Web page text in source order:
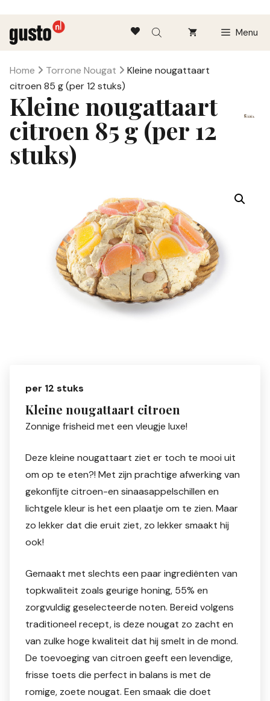
naar
de
inhoud
Menu
Home Torrone Nougat
Kleine nougattaart
citroen 85 g (per 12 stuks)
Kleine nougattaart
citroen 85 g (per 12
stuks)
per 12 stuks
Kleine nougattaart citroen
Zonnige frisheid met een vleugje luxe!
Deze kleine nougattaart ziet er toch te mooi uit
om op te eten?! Met zijn prachtige afwerking van
gekonfijte citroen-en sinaasappelschillen en
lichtgele kleur is het een plaatje om te zien. Maar
zo lekker dat die eruit ziet, zo lekker smaakt hij
ook!
Gemaakt met slechts een paar ingrediënten van
topkwaliteit zoals geurige honing, 55% en
zorgvuldig geselecteerde noten. Bereid volgens
traditioneel recept, is deze nougat zo zacht en
van zulke hoge kwaliteit dat hij smelt in de mond.
De toevoeging van citroen geeft een levendige,
frisse toets die perfect in balans is met de
romige, zoete nougat. Een smaak die doet